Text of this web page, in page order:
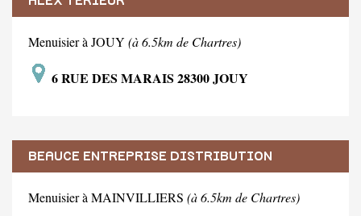
Menuisier à JOUY (à 6.5km de Chartres)
6 RUE DES MARAIS 28300 JOUY
BEAUCE ENTREPRISE DISTRIBUTION
Menuisier à MAINVILLIERS (à 6.5km de Chartres)